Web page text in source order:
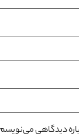
دیدگاهی